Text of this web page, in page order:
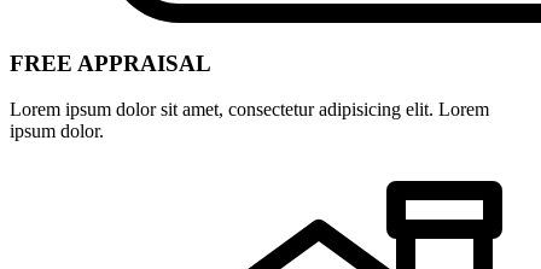
FREE APPRAISAL
Lorem ipsum dolor sit amet, consectetur adipisicing elit. Lorem
ipsum dolor.